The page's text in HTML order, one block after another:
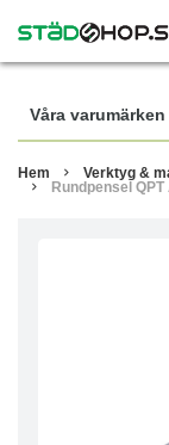
Våra varumärken
Hem Verktyg &
Rundpensel